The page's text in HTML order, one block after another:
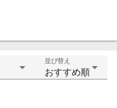
並び替え
おすすめ順